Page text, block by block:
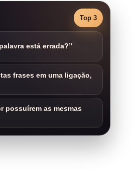
Top 3
está errada?”
frases em uma ligação,
possuírem as mesmas